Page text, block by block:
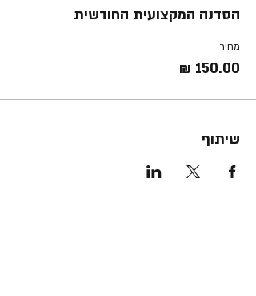
הסדנה המקצועית החודשית
מחיר
שיתוף